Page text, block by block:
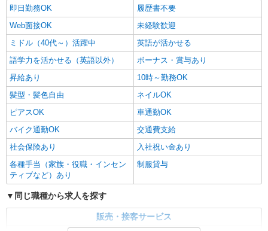
即日勤務OK
履歴書不要
Web面接OK
未経験歓迎
ミドル（40代～）活躍中
英語が活かせる
語学力を活かせる（英語以外）
ボーナス・賞与あり
昇給あり
10時～勤務OK
髪型・髪色自由
ネイルOK
ピアスOK
車通勤OK
バイク通勤OK
交通費支給
社会保険あり
入社祝い金あり
各種手当（家族・役職・インセン
ティブなど）あり
制服貸与
同じ職種から求人を探す
販売・接客サービス